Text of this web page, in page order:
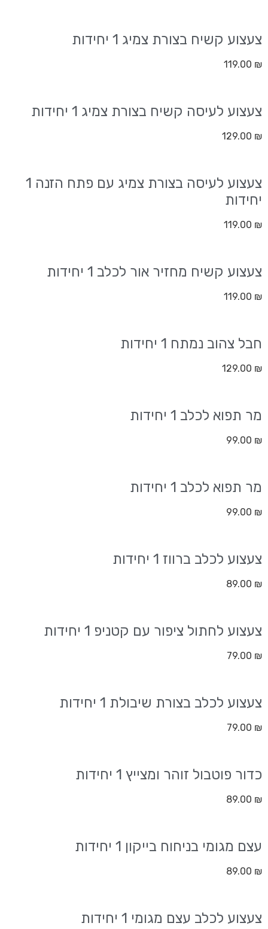
צעצוע קשיח בצורת צמיג 1 יחידות
119.00 ₪
צעצוע לעיסה קשיח בצורת צמיג 1 יחידות
129.00 ₪
צעצוע לעיסה בצורת צמיג עם פתח הזנה 1
יחידות
119.00 ₪
צעצוע קשיח מחזיר אור לכלב 1 יחידות
119.00 ₪
חבל צהוב נמתח 1 יחידות
129.00 ₪
מר תפוא לכלב 1 יחידות
99.00 ₪
מר תפוא לכלב 1 יחידות
99.00 ₪
צעצוע לכלב ברווז 1 יחידות
89.00 ₪
צעצוע לחתול ציפור עם קטניפ 1 יחידות
79.00 ₪
צעצוע לכלב בצורת שיבולת 1 יחידות
79.00 ₪
כדור פוטבול זוהר ומצייץ 1 יחידות
89.00 ₪
עצם מגומי בניחוח בייקון 1 יחידות
89.00 ₪
צעצוע לכלב עצם מגומי 1 יחידות